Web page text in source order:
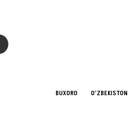
BUXORO O‘ZBEKISTON